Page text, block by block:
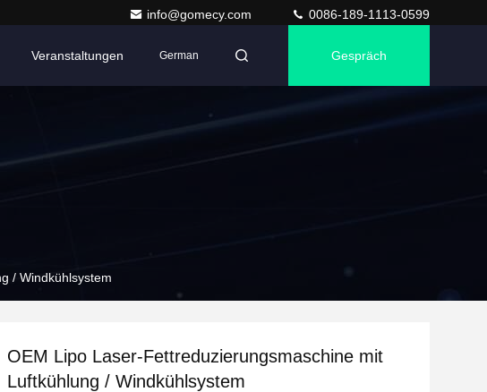
info@gomecy.com 0086-189-1113-0599
Veranstaltungen German Gespräch
/ Windkühlsystem
OEM Lipo Laser-Fettreduzierungsmaschine mit
Luftkühlung / Windkühlsystem